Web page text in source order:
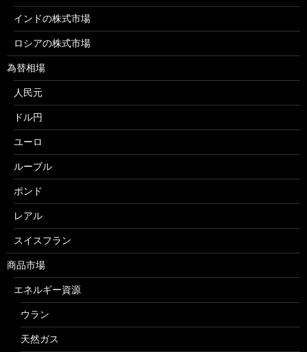
インドの株式市場
ロシアの株式市場
為替相場
人民元
ドル円
ユーロ
ルーブル
ポンド
レアル
スイスフラン
商品市場
エネルギー資源
ウラン
天然ガス